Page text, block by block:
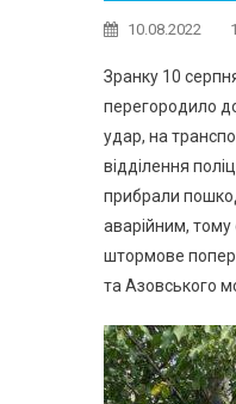
10.08.2022
Зранку 10
перегородило
удар, на
відділення
прибрали
аварійним, тому
штормове
та Азовського